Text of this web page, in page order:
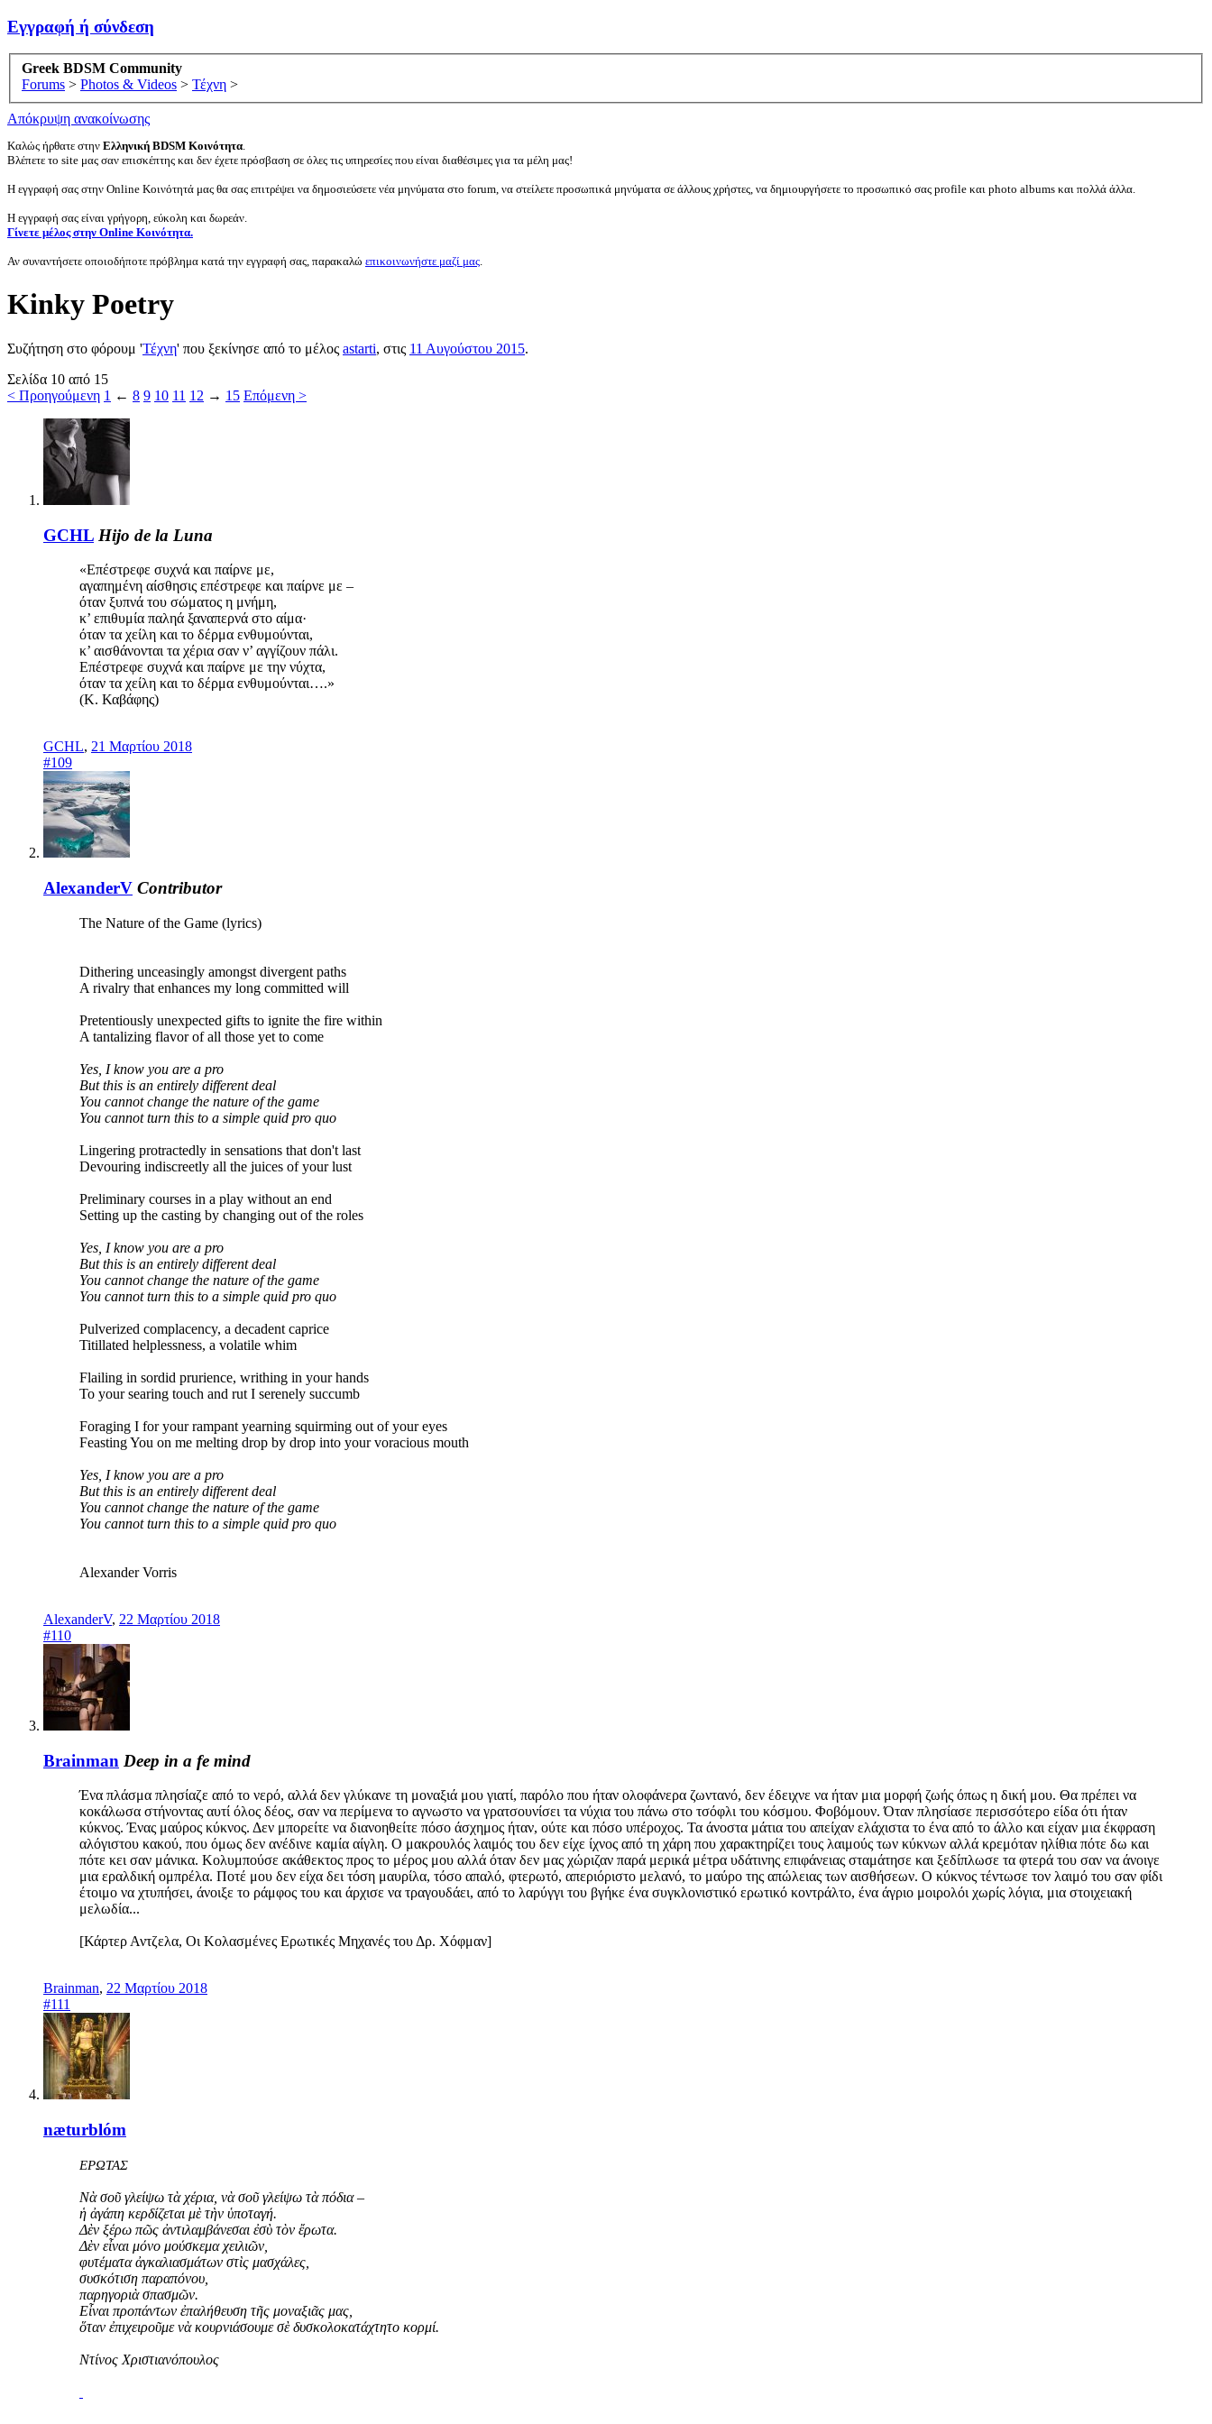
Εγγραφή ή σύνδεση
Greek BDSM Community
Forums > Photos & Videos > Τέχνη >
Απόκρυψη ανακοίνωσης
Καλώς ήρθατε στην Ελληνική BDSM Κοινότητα.
Βλέπετε το site μας σαν επισκέπτης και δεν έχετε πρόσβαση σε όλες τις υπηρεσίες που είναι διαθέσιμες για τα μέλη μας!
Η εγγραφή σας στην Online Κοινότητά μας θα σας επιτρέψει να δημοσιεύσετε νέα μηνύματα στο forum, να στείλετε προσωπικά μηνύματα σε άλλους χρήστες, να δημιουργήσετε το προσωπικό σας profile και photo albums και πολλά άλλα.
Η εγγραφή σας είναι γρήγορη, εύκολη και δωρεάν.
Γίνετε μέλος στην Online Κοινότητα.
Αν συναντήσετε οποιοδήποτε πρόβλημα κατά την εγγραφή σας, παρακαλώ επικοινωνήστε μαζί μας.
Kinky Poetry
Συζήτηση στο φόρουμ 'Τέχνη' που ξεκίνησε από το μέλος astarti, στις 11 Αυγούστου 2015.
Σελίδα 10 από 15
< Προηγούμενη 1 ← 8 9 10 11 12 → 15 Επόμενη >
GCHL Hijo de la Luna
«Επέστρεφε συχνά και παίρνε με,
αγαπημένη αίσθησις επέστρεφε και παίρνε με –
όταν ξυπνά του σώματος η μνήμη,
κ’ επιθυμία παληά ξαναπερνά στο αίμα·
όταν τα χείλη και το δέρμα ενθυμούνται,
κ’ αισθάνονται τα χέρια σαν ν’ αγγίζουν πάλι.
Επέστρεφε συχνά και παίρνε με την νύχτα,
όταν τα χείλη και το δέρμα ενθυμούνται….»
(Κ. Καβάφης)
GCHL, 21 Μαρτίου 2018
#109
AlexanderV Contributor
The Nature of the Game (lyrics)
Dithering unceasingly amongst divergent paths
A rivalry that enhances my long committed will
Pretentiously unexpected gifts to ignite the fire within
A tantalizing flavor of all those yet to come
Yes, I know you are a pro
But this is an entirely different deal
You cannot change the nature of the game
You cannot turn this to a simple quid pro quo
Lingering protractedly in sensations that don't last
Devouring indiscreetly all the juices of your lust
Preliminary courses in a play without an end
Setting up the casting by changing out of the roles
Yes, I know you are a pro
But this is an entirely different deal
You cannot change the nature of the game
You cannot turn this to a simple quid pro quo
Pulverized complacency, a decadent caprice
Titillated helplessness, a volatile whim
Flailing in sordid prurience, writhing in your hands
To your searing touch and rut I serenely succumb
Foraging I for your rampant yearning squirming out of your eyes
Feasting You on me melting drop by drop into your voracious mouth
Yes, I know you are a pro
But this is an entirely different deal
You cannot change the nature of the game
You cannot turn this to a simple quid pro quo
Alexander Vorris
AlexanderV, 22 Μαρτίου 2018
#110
Brainman Deep in a fe mind
Ένα πλάσμα πλησίαζε από το νερό, αλλά δεν γλύκανε τη μοναξιά μου γιατί, παρόλο που ήταν ολοφάνερα ζωντανό, δεν έδειχνε να ήταν μια μορφή ζωής όπως η δική μου. Θα πρέπει να
κοκάλωσα στήνοντας αυτί όλος δέος, σαν να περίμενα το αγνωστο να γρατσουνίσει τα νύχια του πάνω στο τσόφλι του κόσμου. Φοβόμουν. Όταν πλησίασε περισσότερο είδα ότι ήταν
κύκνος. Ένας μαύρος κύκνος. Δεν μπορείτε να διανοηθείτε πόσο άσχημος ήταν, ούτε και πόσο υπέροχος. Τα άνοστα μάτια του απείχαν ελάχιστα το ένα από το άλλο και είχαν μια έκφραση
αλόγιστου κακού, που όμως δεν ανέδινε καμία αίγλη. Ο μακρουλός λαιμός του δεν είχε ίχνος από τη χάρη που χαρακτηρίζει τους λαιμούς των κύκνων αλλά κρεμόταν ηλίθια πότε δω και
πότε κει σαν μάνικα. Κολυμπούσε ακάθεκτος προς το μέρος μου αλλά όταν δεν μας χώριζαν παρά μερικά μέτρα υδάτινης επιφάνειας σταμάτησε και ξεδίπλωσε τα φτερά του σαν να άνοιγε
μια εραλδική ομπρέλα. Ποτέ μου δεν είχα δει τόση μαυρίλα, τόσο απαλό, φτερωτό, απεριόριστο μελανό, το μαύρο της απώλειας των αισθήσεων. Ο κύκνος τέντωσε τον λαιμό του σαν φίδι
έτοιμο να χτυπήσει, άνοιξε το ράμφος του και άρχισε να τραγουδάει, από το λαρύγγι του βγήκε ένα συγκλονιστικό ερωτικό κοντράλτο, ένα άγριο μοιρολόι χωρίς λόγια, μια στοιχειακή
μελωδία...
[Κάρτερ Αντζελα, Οι Κολασμένες Ερωτικές Μηχανές του Δρ. Χόφμαν]
Brainman, 22 Μαρτίου 2018
#111
næturblóm
ΕΡΩΤΑΣ
Νὰ σοῦ γλείψω τὰ χέρια, νὰ σοῦ γλείψω τὰ πόδια –
ἡ ἀγάπη κερδίζεται μὲ τὴν ὑποταγή.
Δὲν ξέρω πῶς ἀντιλαμβάνεσαι ἐσὺ τὸν ἔρωτα.
Δὲν εἶναι μόνο μούσκεμα χειλιῶν,
φυτέματα ἀγκαλιασμάτων στὶς μασχάλες,
συσκότιση παραπόνου,
παρηγοριὰ σπασμῶν.
Εἶναι προπάντων ἐπαλήθευση τῆς μοναξιᾶς μας,
ὅταν ἐπιχειροῦμε νὰ κουρνιάσουμε σὲ δυσκολοκατάχτητο κορμί.
Ντίνος Χριστιανόπουλος